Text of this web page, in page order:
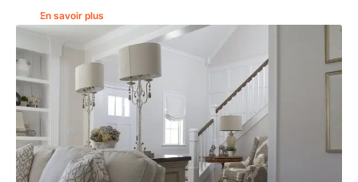
En savoir plus